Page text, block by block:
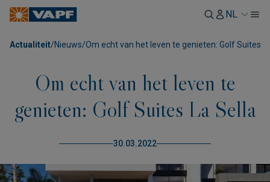
NL
Actualiteit/Nieuws/Om echt van het leven te genieten: Golf Suites
Om echt van het leven te
genieten: Golf Suites La Sella
30.03.2022